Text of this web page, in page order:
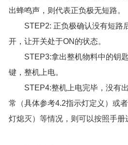
出蜂鸣声，则代表正负极无短路。
STEP2: 正负极确认没有短路
开，让开关处于ON的状态。
STEP3:拿出整机物料中的钥
键，整机上电。
STEP4:整机上电完毕，没有
常（具体参考4.2指示灯定义）或
灯熄灭）等情况，则可以按照手册